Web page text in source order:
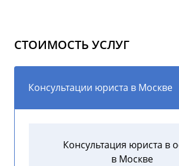
СТОИМОСТЬ УСЛУГ
Консультации юриста в Москве
Консультация юриста в
в Москве